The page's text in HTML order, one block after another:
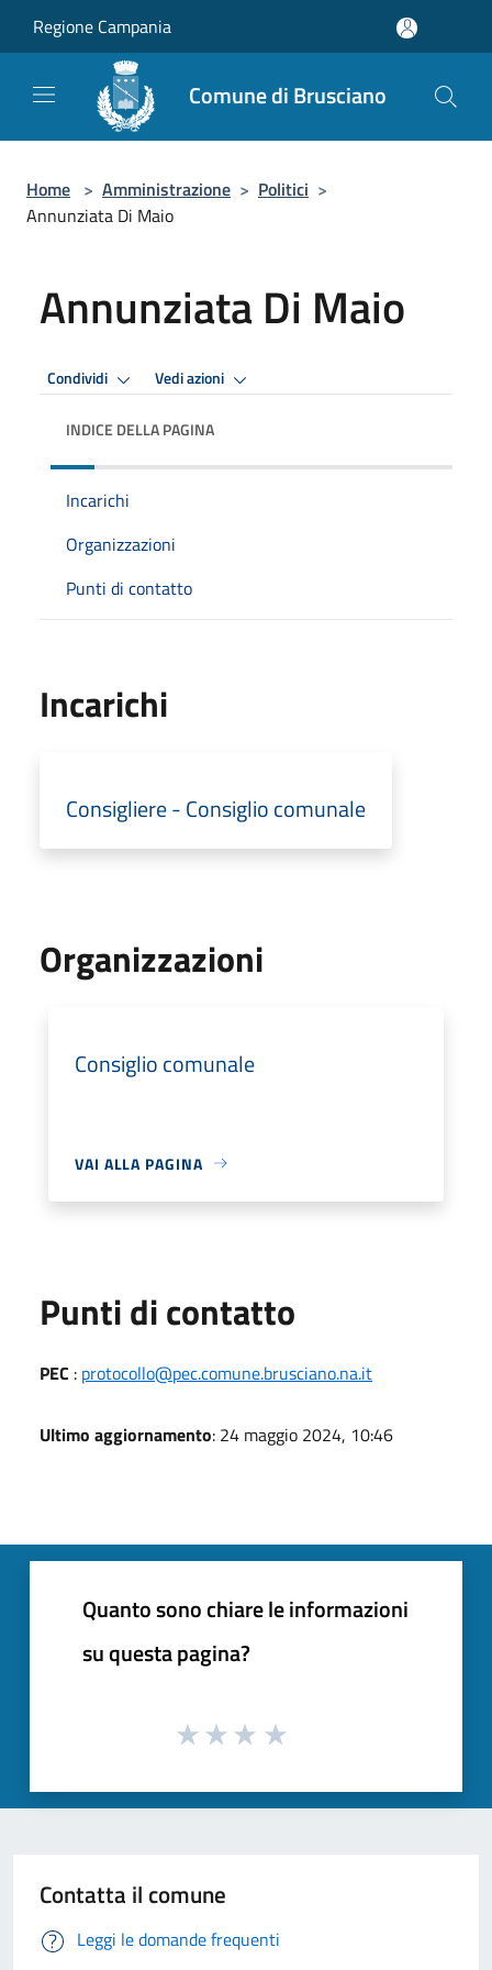
Regione Campania
Comune di Brusciano
Home > Amministrazione > Politici >
Annunziata Di Maio
Annunziata Di Maio
Condividi Vedi azioni
INDICE DELLA PAGINA
Incarichi
Organizzazioni
Punti di contatto
Incarichi
Consigliere - Consiglio comunale
Organizzazioni
Consiglio comunale
VAI ALLA PAGINA
Punti di contatto
PEC : protocollo@pec.comune.brusciano.na.it
Ultimo aggiornamento: 24 maggio 2024, 10:46
Quanto sono chiare le informazioni
su questa pagina?
Contatta il comune
Leggi le domande frequenti